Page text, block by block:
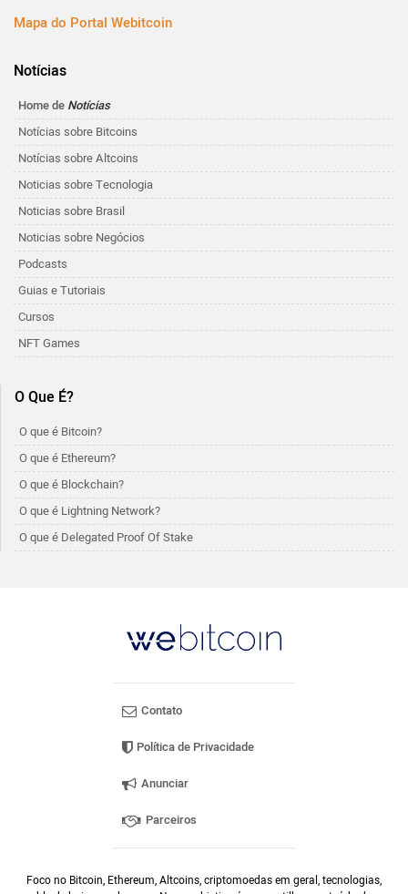
Mapa do Portal Webitcoin
Notícias
Home de Notícias
Notícias sobre Bitcoins
Notícias sobre Altcoins
Noticias sobre Tecnologia
Noticias sobre Brasil
Noticias sobre Negócios
Podcasts
Guias e Tutoriais
Cursos
NFT Games
O Que É?
O que é Bitcoin?
O que é Ethereum?
O que é Blockchain?
O que é Lightning Network?
O que é Delegated Proof Of Stake
Contato
Política de Privacidade
Anunciar
Parceiros
Foco no Bitcoin, Ethereum, Altcoins, criptomoedas em geral, tecnologias,